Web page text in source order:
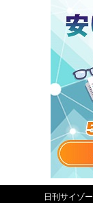
日刊サイゾ